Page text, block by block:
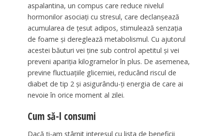
aspalantina, un compus care reduce nivelul
hormonilor asociați cu stresul, care declanșează
acumularea de țesut adipos, stimulează senzația
de foame și dereglează metabolismul. Cu ajutorul
acestei băuturi vei ține sub control apetitul și vei
preveni apariția kilogramelor în plus. De asemenea,
previne fluctuațiile glicemiei, reducând riscul de
diabet de tip 2 și asigurându-ți energia de care ai
nevoie în orice moment al zilei.
Cum să-l consumi
Dacă ți-am stârnit interesul cu lista de beneficii